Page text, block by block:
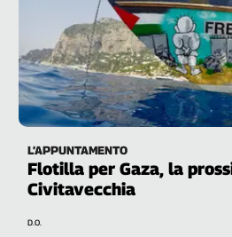
Contatti
La
redazione
Newsletter
Social
L’APPUNTAMENTO
Flotilla per Gaza, la
Civitavecchia
D.O.